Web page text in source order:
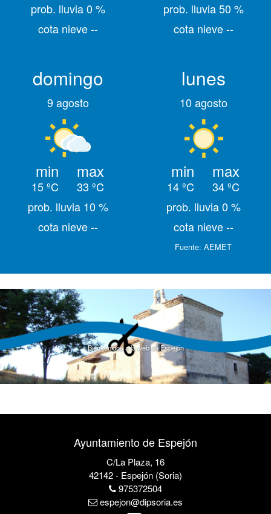
prob. lluvia 0 %
cota nieve --
prob. lluvia 50 %
cota nieve --
domingo
9 agosto
min
15 ºC
max
33 ºC
prob. lluvia 10 %
cota nieve --
lunes
10 agosto
min
14 ºC
max
34 ºC
prob. lluvia 0 %
cota nieve --
Fuente: AEMET
Bienvenidos a la web de Espejón
Ayuntamiento de Espejón
C/La Plaza, 16
42142 - Espejón (Soria)
975372504
espejon@dipsoria.es